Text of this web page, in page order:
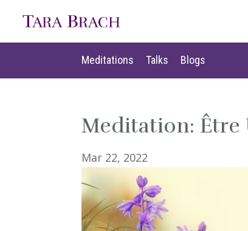
Meditations Talks Blogs
Meditations Talks Blogs
Meditation: Être
Mar 22, 2022